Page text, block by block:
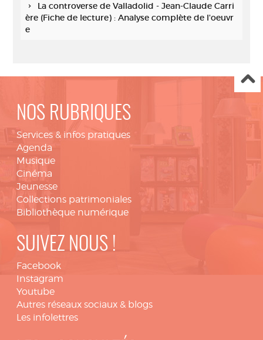
La controverse de Valladolid - Jean-Claude Carri
ère (Fiche de lecture) : Analyse complète de l'oeuvr
e
NOS RUBRIQUES
Services & infos pratiques
Agenda
Musique
Cinéma
Jeunesse
Collections patrimoniales
Bibliothèque numérique
SUIVEZ NOUS !
Facebook
Instagram
Youtube
Autres réseaux sociaux & blogs
Les infolettres